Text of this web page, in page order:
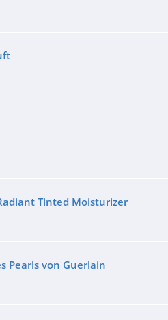
Tinted Moisturizer
Pearls von Guerlain